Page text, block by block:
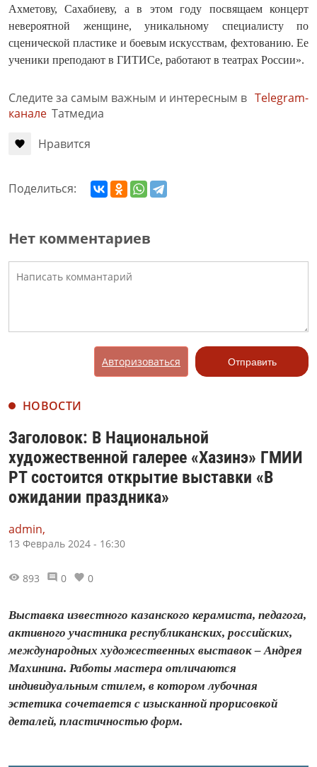
Ахметову, Сахабиеву, а в этом году посвящаем концерт
невероятной женщине, уникальному специалисту по
сценической пластике и боевым искусствам, фехтованию. Ее
ученики преподают в ГИТИСе, работают в театрах России».
Следите за самым важным и интересным в Telegram-
канале Татмедиа
Нравится
Поделиться:
Нет комментариев
Авторизоваться Отправить
НОВОСТИ
Заголовок: В Национальной
художественной галерее «Хазинэ» ГМИИ
РТ состоится открытие выставки «В
ожидании праздника»
admin,
13 Февраль 2024 - 16:30
893 0 0
Выставка известного казанского керамиста, педагога,
активного участника республиканских, российских,
международных художественных выставок – Андрея
Махинина. Работы мастера отличаются
индивидуальным стилем, в котором лубочная
эстетика сочетается с изысканной прорисовкой
деталей, пластичностью форм.